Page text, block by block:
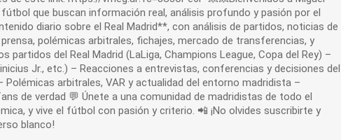
que buscan información real, análisis profundo y pasión por el
diario sobre el Real Madrid**, con análisis de partidos, noticias de
polémicas arbitrales, fichajes, mercado de transferencias, y
partidos del Real Madrid (LaLiga, Champions League, Copa del Rey) –
Jr., etc.) – Reacciones a entrevistas, conferencias y decisiones del
arbitrales, VAR y actualidad del entorno madridista –
de verdad 💬 Únete a una comunidad de madridistas de todo el
y vive el fútbol con pasión y criterio. 📲 ¡No olvides suscribirte y
blanco!